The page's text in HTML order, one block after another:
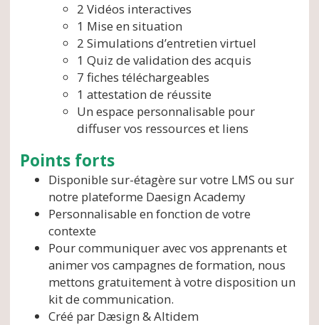
2 Vidéos interactives
1 Mise en situation
2 Simulations d’entretien virtuel
1 Quiz de validation des acquis
7 fiches téléchargeables
1 attestation de réussite
Un espace personnalisable pour
diffuser vos ressources et liens
Points forts
Disponible sur-étagère sur votre LMS ou sur
notre plateforme Daesign Academy
Personnalisable en fonction de votre
contexte
Pour communiquer avec vos apprenants et
animer vos campagnes de formation, nous
mettons gratuitementà votre disposition un
kitde communication.
Créé par Dæsign & Altidem